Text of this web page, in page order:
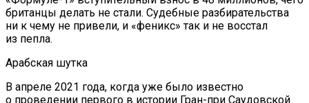
британцы делать не стали. Судебные разбирательства
ни к чему не привели, и «феникс» так и не восстал
из пепла.
Арабская шутка
В апреле 2021 года, когда уже было известно
о проведении первого в истории Гран-при Саудовской